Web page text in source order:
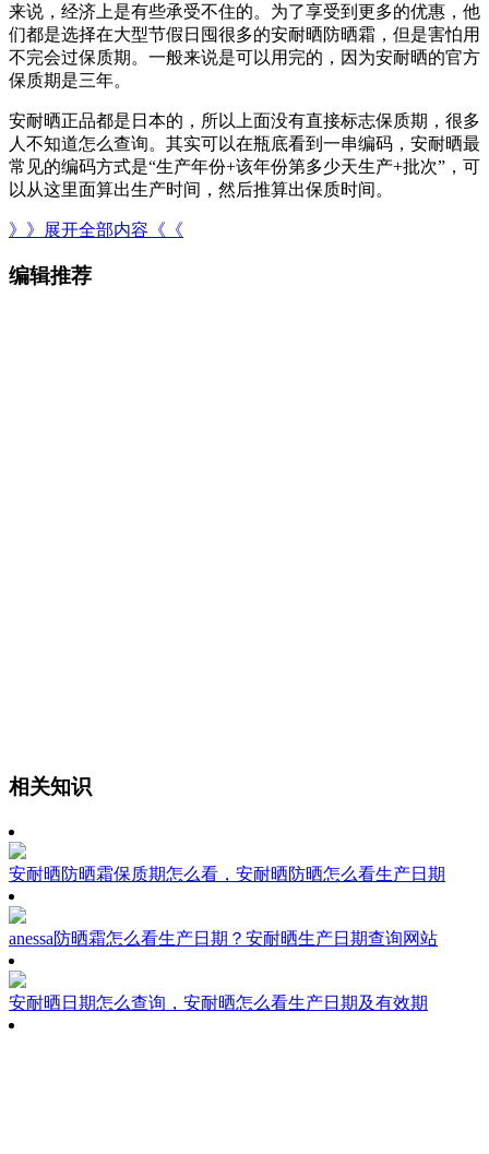
来说，经济上是有些承受不住的。为了享受到更多的优惠，他
们都是选择在大型节假日囤很多的安耐晒防晒霜，但是害怕用
不完会过保质期。一般来说是可以用完的，因为安耐晒的官方
保质期是三年。
安耐晒正品都是日本的，所以上面没有直接标志保质期，很多
人不知道怎么查询。其实可以在瓶底看到一串编码，安耐晒最
常见的编码方式是“生产年份+该年份第多少天生产+批次”，可
以从这里面算出生产时间，然后推算出保质时间。
》》展开全部内容《《
编辑推荐
相关知识
安耐晒防晒霜保质期怎么看，安耐晒防晒怎么看生产日期
anessa防晒霜怎么看生产日期？安耐晒生产日期查询网站
安耐晒日期怎么查询，安耐晒怎么看生产日期及有效期